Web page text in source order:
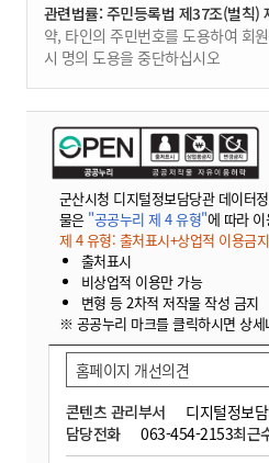
관련법률: 주민등록법 제37조(벌칙
약, 타인의 주민번호를 도용하여 회
시 명의 도용을 중단하십시오
군산시청 디지털정보담당관 데이터
물은 "공공누리 제 4 유형"에 따라
제 4 유형: 출처표시+상업적 이용금
출처표시
비상업적 이용만 가능
변형 등 2차적 저작물 작성 금지
※ 공공누리 마크를 클릭하시면 상
콘텐츠 관리부서
디지털정보
담당전화
063-454-2153최근
홈페이지 개선의견